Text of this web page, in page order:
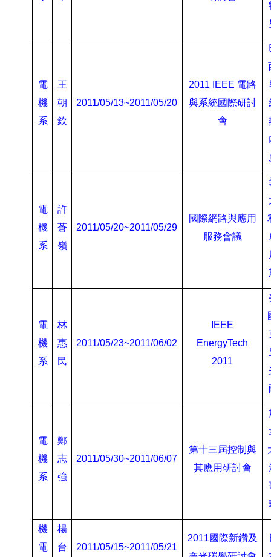
電
機
系
王
朝
欽
2011/05/13~2011/05/20
2011 IEEE 電路
與系統國際研討
會
電
機
系
許
蒼
嶺
2011/05/20~2011/05/29
國際網路與應用
服務會議
電
機
系
林
惠
民
2011/05/23~2011/06/02
IEEE
EnergyTech
2011
電
機
系
鄭
志
強
2011/05/30~2011/06/07
第十三屆控制與
其應用研討會
機
電
楊
台
2011/05/15~2011/05/21
2011國際新鑽及